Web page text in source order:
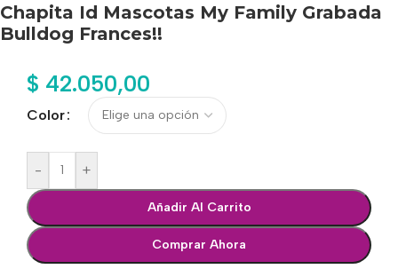
Chapita Id Mascotas My Family Grabada
Bulldog Frances!!
$ 42.050,00
Color
- +
Añadir Al Carrito
Comprar Ahora